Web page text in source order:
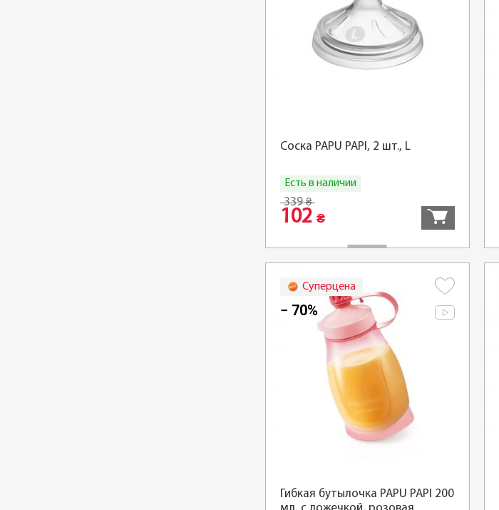
Соска PAPU PAPI, 2 шт., L
Есть в наличии
339₴
102 ₴
Суперцена
− 70%
Гибкая бутылочка PAPU PAPI 200